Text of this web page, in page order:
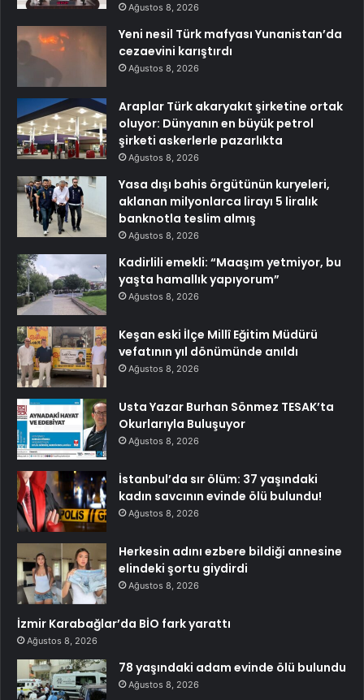
Ağustos 8, 2026
Yeni nesil Türk mafyası Yunanistan’da
cezaevini karıştırdı
Ağustos 8, 2026
Araplar Türk akaryakıt şirketine ortak
oluyor: Dünyanın en büyük petrol
şirketi askerlerle pazarlıkta
Ağustos 8, 2026
Yasa dışı bahis örgütünün kuryeleri,
aklanan milyonlarca lirayı 5 liralık
banknotla teslim almış
Ağustos 8, 2026
Kadirlili emekli: “Maaşım yetmiyor, bu
yaşta hamallık yapıyorum”
Ağustos 8, 2026
Keşan eski İlçe Millî Eğitim Müdürü
vefatının yıl dönümünde anıldı
Ağustos 8, 2026
Usta Yazar Burhan Sönmez TESAK’ta
Okurlarıyla Buluşuyor
Ağustos 8, 2026
İstanbul’da sır ölüm: 37 yaşındaki
kadın savcının evinde ölü bulundu!
Ağustos 8, 2026
Herkesin adını ezbere bildiği annesine
elindeki şortu giydirdi
Ağustos 8, 2026
İzmir Karabağlar’da BİO fark yarattı
Ağustos 8, 2026
78 yaşındaki adam evinde ölü bulundu
Ağustos 8, 2026